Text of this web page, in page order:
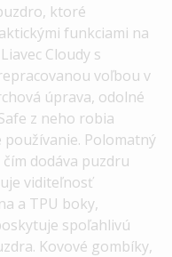
ktoré
funkciami na
Cloudy s
voľbou v
úprava, odolné
z neho robia
Polomatný
dodáva puzdru
viditeľnosť
a TPU boky,
spoľahlivú
Kovové gombíky,